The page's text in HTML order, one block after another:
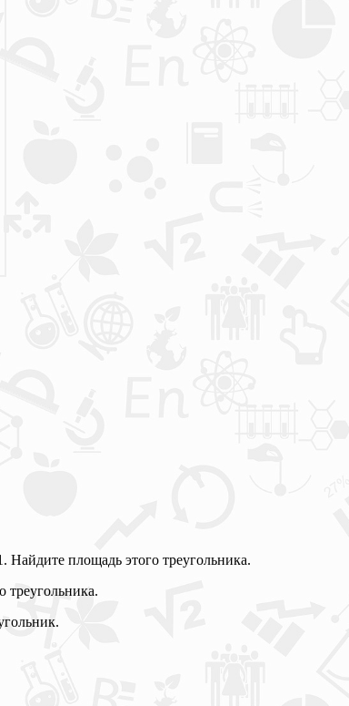
Найдите площадь этого треугольника.
треугольника.